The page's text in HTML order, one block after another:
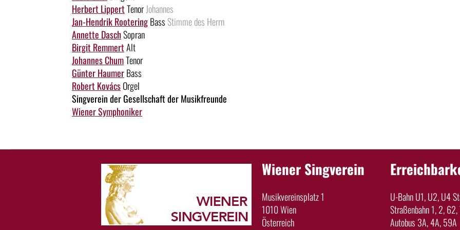
Herbert LippertTenorJohannes
Jan-Hendrik RooteringBass Stimme des Herrn
Annette DaschSopran
Birgit RemmertAlt
Johannes ChumTenor
Günter HaumerBass
Robert KovácsOrgel
Singverein der Gesellschaft der Musikfreunde
Wiener Symphoniker
Wiener Singverein
Musikvereinsplatz 1
1010 Wien
Österreich
U-Bahn U1, U2, U4
Straßenbahn 1, 2, 62,
Autobus 3A, 4A, 59A